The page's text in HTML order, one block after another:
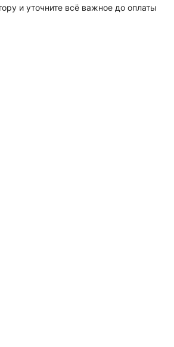
и уточните всё важное до оплаты